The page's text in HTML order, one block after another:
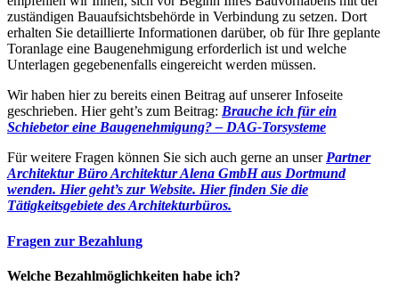
zuständigen Bauaufsichtsbehörde in Verbindung zu setzen. Dort
erhalten Sie detaillierte Informationen darüber, ob für Ihre geplante
Toranlage eine Baugenehmigung erforderlich ist und welche
Unterlagen gegebenenfalls eingereicht werden müssen.
Wir haben hier zu bereits einen Beitrag auf unserer Infoseite
geschrieben. Hier geht’s zum Beitrag: Brauche ich für ein
Schiebetor eine Baugenehmigung? – DAG-Torsysteme
Für weitere Fragen können Sie sich auch gerne an unser Partner
Architektur Büro Architektur Alena GmbH aus Dortmund
wenden. Hier geht’s zur Website. Hier finden Sie die
Tätigkeitsgebiete des Architekturbüros.
Fragen zur Bezahlung
Welche Bezahlmöglichkeiten habe ich?